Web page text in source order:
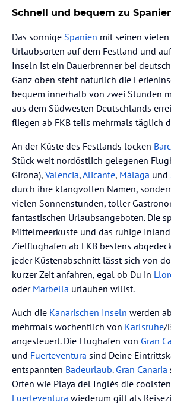
Schnell und bequem zu
Das sonnige Spanien mit seinen
Urlaubsorten auf dem Festland und
Inseln ist ein Dauerbrenner bei
Ganz oben steht natürlich die
bequem innerhalb von zwei Stunden
aus dem Südwesten Deutschlands
fliegen ab FKB teils mehrmals täglich
An der Küste des Festlands locken
Stück weit nordöstlich gelegenen
Girona), Valencia,Alicante, Málaga und
durch ihre klangvollen Namen,
vielen Sonnenstunden, toller
fantastischen Urlaubsangeboten. Die
Mittelmeerküste und das ruhige
Zielflughäfen ab FKB bestens
jeder Küstenabschnitt lässt sich von
kurzer Zeit anfahren, egal ob Du in
oder Marbella urlauben willst.
Auch die Kanarischen Inseln werden
mehrmals wöchentlich von Karlsruhe/
angesteuert. Die Flughäfen von Gran
und Fuerteventura sind Deine
entspannten Badeurlaub. Gran Canaria
Orten wie Playa del Inglés die
Fuerteventura wiederum gilt als